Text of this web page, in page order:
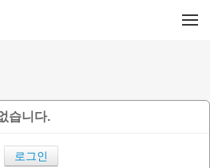
습니다.
로그인